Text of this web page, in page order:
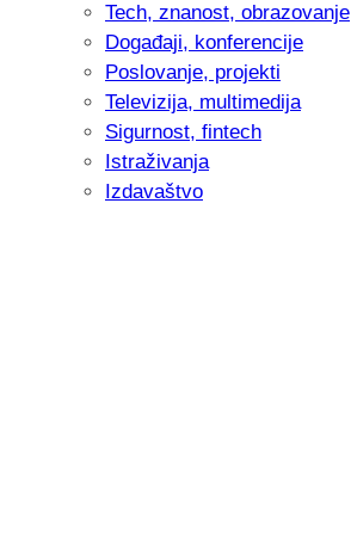
Tech, znanost, obrazovanje
Događaji, konferencije
Poslovanje, projekti
Televizija, multimedija
Sigurnost, fintech
Istraživanja
Izdavaštvo